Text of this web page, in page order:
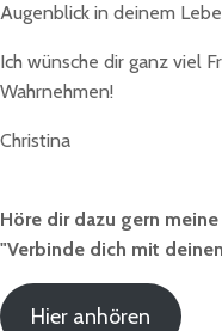
Augenblick in deinem
Ich wünsche dir ganz viel
Wahrnehmen!
Christina
Höre dir dazu gern
"Verbinde dich mit
Hier anhören